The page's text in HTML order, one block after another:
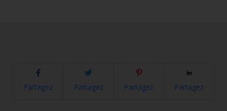
Partagez Partagez Partagez Partagez